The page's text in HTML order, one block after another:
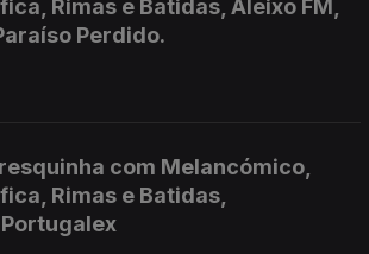
Rimas e Batidas, Aleixo FM,
Perdido.
com Melancómico,
Rimas e Batidas,